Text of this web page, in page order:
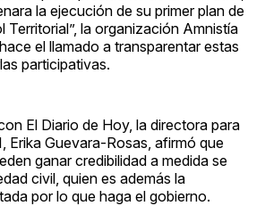
la ejecución de su primer plan de
Territorial”, la organización Amnistía
el llamado a transparentar estas
participativas.
El Diario de Hoy, la directora para
Erika Guevara-Rosas, afirmó que
ganar credibilidad a medida se
civil, quien es además la
por lo que haga el gobierno.